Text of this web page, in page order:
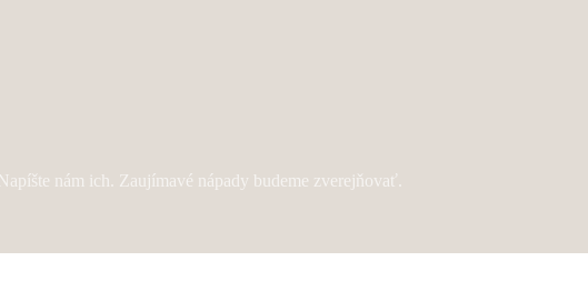
nám ich. Zaujímavé nápady budeme zverejňovať.